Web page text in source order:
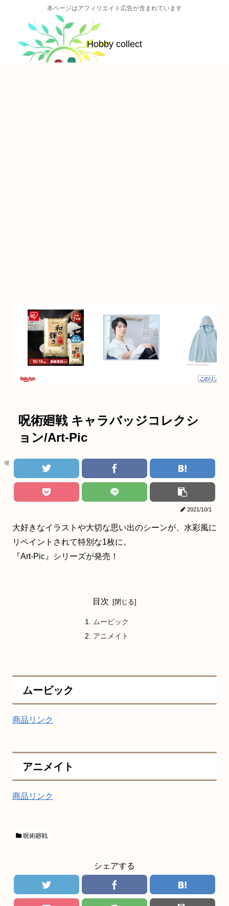
本ページはアフィリエイト広告が含まれています
Hobby collect
呪術廻戦 キャラバッジコレクシ
ョン/Art-Pic
呪術廻戦
2021/10/1
大好きなイラストや大切な思い出のシーンが、水彩風に
リペイントされて特別な1枚に。
『Art-Pic』シリーズが発売！
目次
ムービック
アニメイト
ムービック
商品リンク
アニメイト
商品リンク
呪術廻戦
シェアする